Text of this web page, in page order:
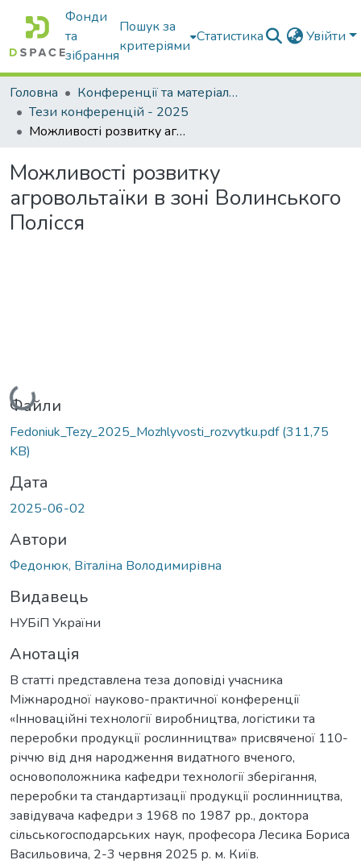
Фонди
та
зібрання
Пошук за
критеріями
Статистика Увійти
Головна
Конференції та матеріали конференцій
Тези конференцій - 2025
Можливості розвитку агровольтаїки в зоні Волинського Полісся
Можливості розвитку
агровольтаїки в зоні Волинського
Полісся
Вантажиться...
Файли
Fedoniuk_Tezy_2025_Mozhlyvosti_rozvytku.pdf(311,75
KB)
Дата
2025-06-02
Автори
Федонюк, Віталіна Володимирівна
Видавець
НУБіП України
Анотація
В статті представлена теза доповіді учасника
Міжнародної науково-практичної конференції
«Інноваційні технології виробництва, логістики та
переробки продукції рослинництва» присвяченої 110-
річчю від дня народження видатного вченого,
основоположника кафедри технології зберігання,
переробки та стандартизації продукції рослинництва,
завідувача кафедри з 1968 по 1987 рр., доктора
сільськогосподарських наук, професора Лесика Бориса
Васильовича, 2-3 червня 2025 р. м. Київ.